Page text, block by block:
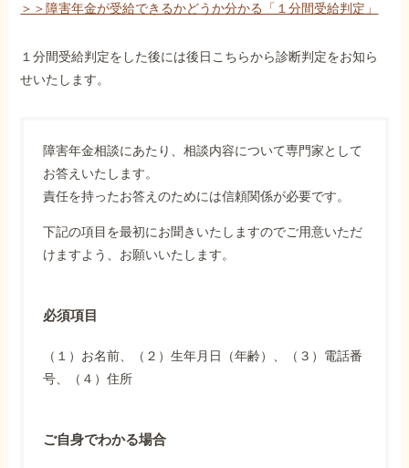
＞＞障害年金が受給できるかどうか分かる「１分間受給判定」
１分間受給判定をした後には後日こちらから診断判定をお知ら
せいたします。
障害年金相談にあたり、相談内容について専門家として
お答えいたします。
責任を持ったお答えのためには信頼関係が必要です。
下記の項目を最初にお聞きいたしますのでご用意いただ
けますよう、お願いいたします。
必須項目
（１）お名前、（２）生年月日（年齢）、（３）電話番
号、（４）住所
ご自身でわかる場合